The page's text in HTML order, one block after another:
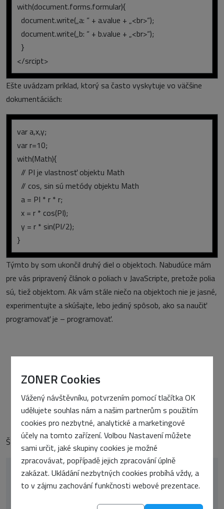
ZONER Cookies
Vážený návštěvníku, potvrzením pomocí tlačítka OK
udělujete souhlas nám a našim partnerům s použitím
cookies pro nezbytné, analytické a marketingové
účely na tomto zařízení. Volbou Nastavení můžete
sami určit, jaké skupiny cookies je možné
zpracovávat, popřípadě jejich zpracování úplně
zakázat. Ukládání nezbytných cookies probíhá vždy, a
to v zájmu zachování funkčnosti webové prezentace.
with(document.forms.formular){
document.write(„a: “ + a.value + „<br>“);
document.write(„b: “ + b.value + „<br>“);
}
</srcipt>
Ešte uvádzam príklad, ktorý sa často vyskytuje vo väčšine
dokumentáciách:
var a,x,y;
var r=10;
with(Math){
// PI je vlastnosť objektu Math
// cos, sin sú metódy objektu Math
a = PI * r * r;
x = r * cos(PI);
y = r * sin(PI/2);
}
Týmto by som ukončil druhý diel o objektoch. Nabudúce mám
pre vás pripravený článok o poliach v JavaScripte, pretože polia
sú, tiež objektom. Ak vám stále niečo na objektoch nie je jasné,
experimentujte a skúšajte, lebo jediný spôsob, ako sa naučiť
programovať je – programovať.
Homesite 4.5 - pracujeme s tabulkami
Štítky:Články